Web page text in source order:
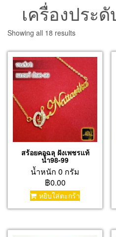
เครื่องประ
Showing all 18 resultsSorted
popularity
สร้อยคอฉลุ ฝังเพชรแท้
น้ำ98-99
น้ำหนัก 0 กรัม
฿0.00
หยิบใส่ตะกร้า